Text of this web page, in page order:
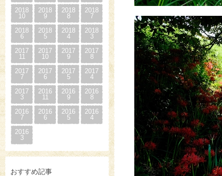
2018
10
2018
9
2018
8
2018
7
2018
6
2018
5
2018
4
2018
3
2017
11
2017
10
2017
9
2017
8
2017
7
2017
6
2017
5
2017
4
2017
3
2016
11
2016
9
2016
8
2016
7
2016
6
2016
5
2016
4
2016
3
おすすめ記事